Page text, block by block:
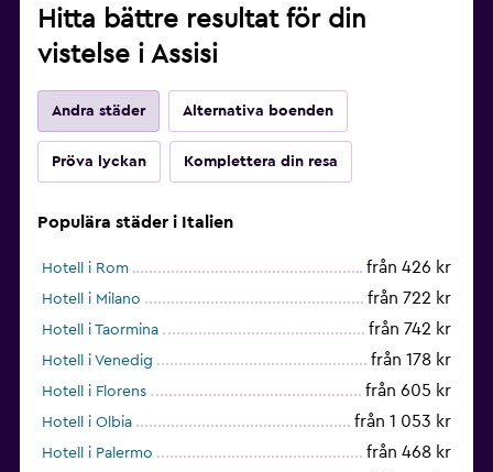
Hitta bättre resultat för din
vistelse i Assisi
Andra städer Alternativa boenden
Pröva lyckan Komplettera din resa
Populära städer i Italien
Hotell i Rom från 426 kr
Hotell i Milano från 722 kr
Hotell i Taormina från 742 kr
Hotell i Venedig från 178 kr
Hotell i Florens från 605 kr
Hotell i Olbia från 1 053 kr
Hotell i Palermo från 468 kr